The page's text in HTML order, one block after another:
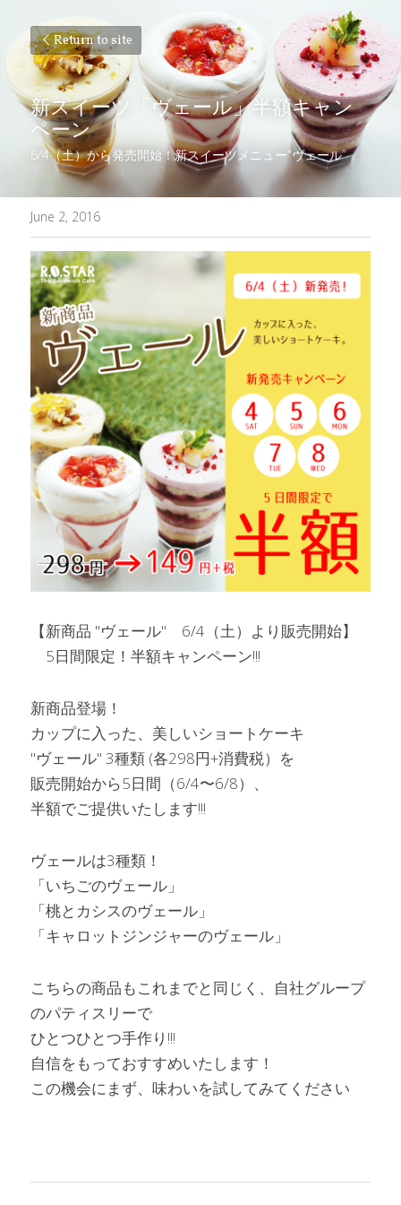
Return to site
新スイーツ「ヴェール」半額キャン
ペーン
6/4（土）から発売開始！新スイーツメニュー"ヴェール”
June 2, 2016
【新商品 "ヴェール"　6/4（土）より販売開始】
5日間限定！半額キャンペーン!!!
新商品登場！
カップに入った、美しいショートケーキ
"ヴェール" 3種類 (各298円+消費税）を
販売開始から5日間（6/4〜6/8）、
半額でご提供いたします!!!
ヴェールは3種類！
「いちごのヴェール」
「桃とカシスのヴェール」
「キャロットジンジャーのヴェール」
こちらの商品もこれまでと同じく、自社グループ
のパティスリーで
ひとつひとつ手作り!!!
自信をもっておすすめいたします！
この機会にまず、味わいを試してみてください